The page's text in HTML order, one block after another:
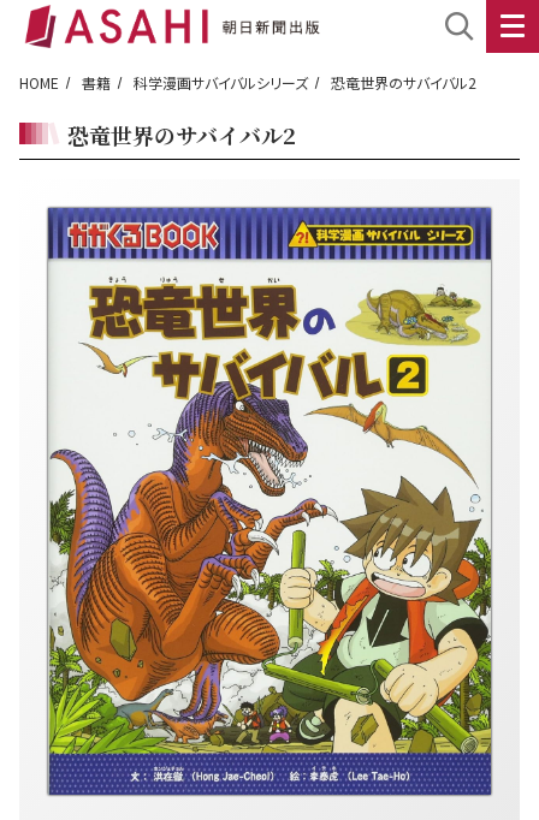
HOME 書籍 科学漫画サバイバルシリーズ 恐竜世界のサバイバル2
恐竜世界のサバイバル2